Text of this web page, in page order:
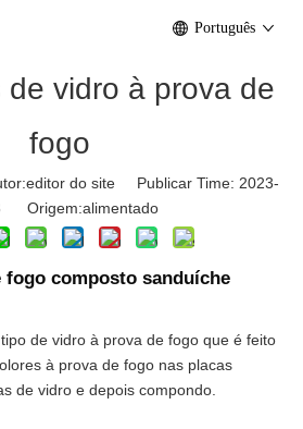
Português
de vidro à prova de
fogo
do site Publicar Time: 2023-
Origem:alimentado
fogo composto sanduíche
de vidro à prova de fogo que é feito
à prova de fogo nas placas
de vidro e depois compondo.